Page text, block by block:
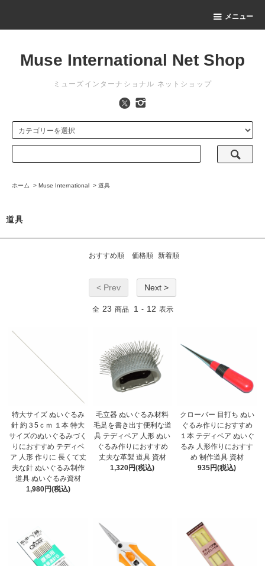
メニュー
Muse International Net Shop
ミューズインターナショナル ネットショップ
ホーム > Muse International > 道具
道具
おすすめ順 価格順 新着順
< Prev Next >
全 23 商品 1 - 12 表示
特大サイズ ぬいぐるみ
針 約３5ｃｍ １本 特大
サイズのぬいぐるみづく
りにおすすめ テディベ
ア 人形 作りに 長くて丈
夫な針 ぬいぐるみ制作
道具 ぬいぐるみ資材
1,980円(税込)
毛立器 ぬいぐるみ材料
毛足を書き出す便利な道
具 テディベア 人形 ぬい
ぐるみ作りにおすすめ
丈夫な革製 道具 資材
1,320円(税込)
クローバー 目打ち ぬい
ぐるみ作りにおすすめ
１本 テディベア ぬいぐ
るみ 人形作りにおすす
め 制作道具 資材
935円(税込)